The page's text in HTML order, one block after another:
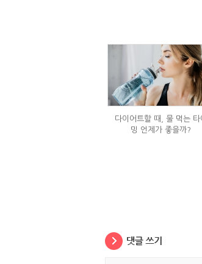
다이어트할 때, 물 먹는 타
밍 언제가 좋을까?